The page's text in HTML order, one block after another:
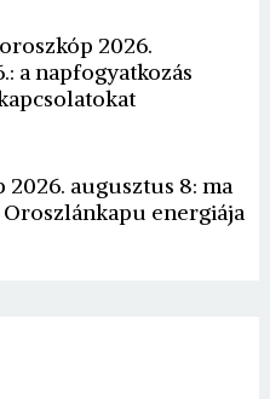
2026.
a napfogyatkozás
augusztus 8: ma
Oroszlánkapu energiája